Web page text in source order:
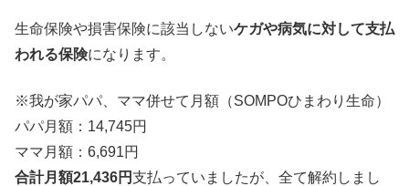
生命保険や損害保険に該当しないケガや病気に対して支払
われる保険になります。
※我が家パパ、ママ併せて月額（SOMPOひまわり生命）
パパ月額：14,745円
ママ月額：6,691円
合計月額21,436円支払っていましたが、全て解約しまし